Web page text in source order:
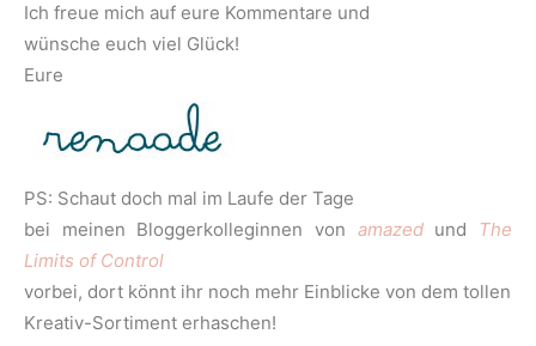
Ich freue mich auf eure Kommentare und
wünsche euch viel Glück!
Eure
PS: Schaut doch mal im Laufe der Tage
bei meinen Bloggerkolleginnen von amazedund
The
Limits of Control
vorbei, dort könnt ihr noch mehr Einblicke von dem tollen
Kreativ-Sortiment erhaschen!